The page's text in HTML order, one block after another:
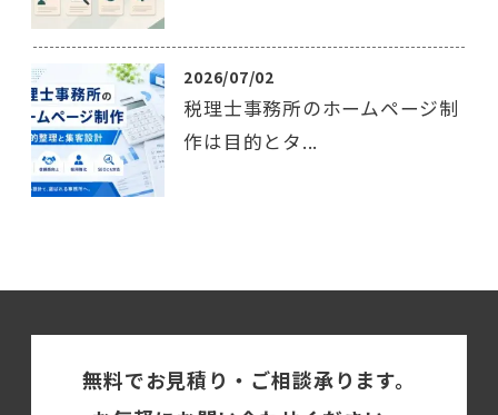
2026/07/02
税理士事務所のホームページ制
作は目的とタ...
無料でお見積り・ご相談承ります。